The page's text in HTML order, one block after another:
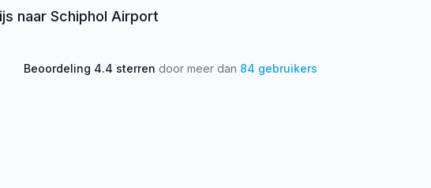
naar Schiphol Airport
Beoordeling 4.4 sterren door meer dan 84 gebruikers